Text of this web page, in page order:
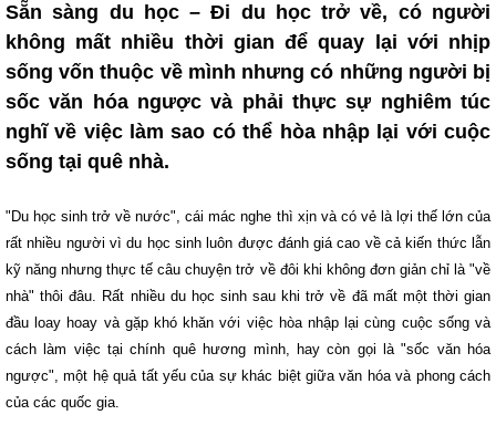
Sẵn sàng du học – Đi du học trở về, có người
không mất nhiều thời gian để quay lại với nhịp
sống vốn thuộc về mình nhưng có những người bị
sốc văn hóa ngược và phải thực sự nghiêm túc
nghĩ về việc làm sao có thể hòa nhập lại với cuộc
sống tại quê nhà.
"Du học sinh trở về nước", cái mác nghe thì xịn và có vẻ là lợi thế lớn của
rất nhiều người vì du học sinh luôn được đánh giá cao về cả kiến thức lẫn
kỹ năng nhưng thực tế câu chuyện trở về đôi khi không đơn giản chỉ là "về
nhà" thôi đâu. Rất nhiều du học sinh sau khi trở về đã mất một thời gian
đầu loay hoay và gặp khó khăn với việc hòa nhập lại cùng cuộc sống và
cách làm việc tại chính quê hương mình, hay còn gọi là "sốc văn hóa
ngược", một hệ quả tất yếu của sự khác biệt giữa văn hóa và phong cách
của các quốc gia.